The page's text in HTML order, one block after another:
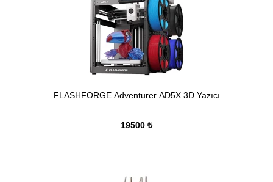
FLASHFORGE Adventurer AD5X 3D Yazıcı
19500 ₺